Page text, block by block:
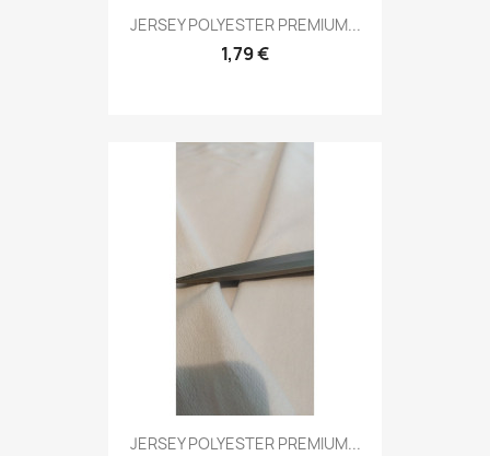
JERSEY POLYESTER PREMIUM...
1,79 €
JERSEY POLYESTER PREMIUM...